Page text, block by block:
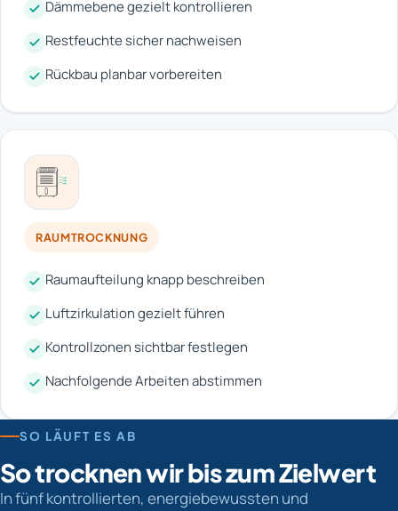
Dämmebene gezielt kontrollieren
Restfeuchte sicher nachweisen
Rückbau planbar vorbereiten
RAUMTROCKNUNG
Raumaufteilung knapp beschreiben
Luftzirkulation gezielt führen
Kontrollzonen sichtbar festlegen
Nachfolgende Arbeiten abstimmen
SO LÄUFT ES AB
So trocknen wir bis zum Zielwert
In fünf kontrollierten, energiebewussten und